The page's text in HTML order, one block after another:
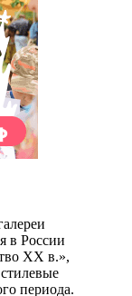
в России
ХХ в.»,
периода.